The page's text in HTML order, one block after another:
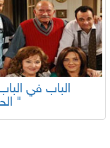
الحلقة "